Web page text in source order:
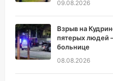
09.08.2026
Взрыв на
пятерых людей
больнице
08.08.2026